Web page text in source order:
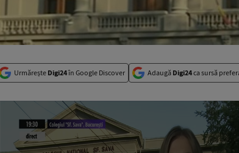
Urmărește Digi24în Google Discover Adaugă Digi24ca sursă